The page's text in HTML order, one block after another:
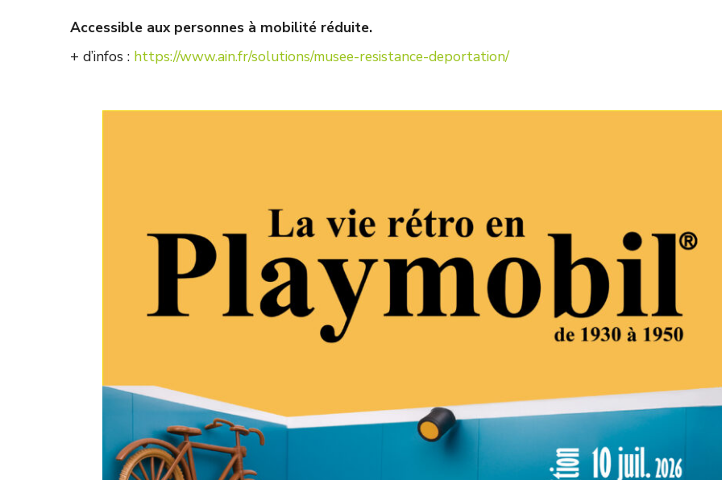
Accessible aux personnes à mobilité réduite.
+ d’infos : https://www.ain.fr/solutions/musee-resistance-deportation/